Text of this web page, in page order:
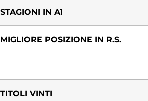
STAGIONI IN A1
MIGLIORE POSIZIONE IN R.S.
TITOLI VINTI